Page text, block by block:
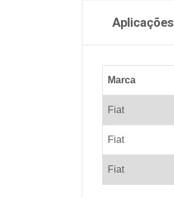
Aplicações
Marca
Fiat
Fiat
Fiat